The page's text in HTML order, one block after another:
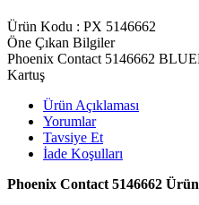
Ürün Kodu : PX 5146662
Öne Çıkan Bilgiler
Phoenix Contact 5146662
Kartuş
Ürün Açıklaması
Yorumlar
Tavsiye Et
İade Koşulları
Phoenix Contact 5146662 Ürün